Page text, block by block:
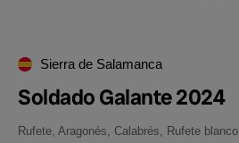
Sierra de Salamanca
Soldado Galante 2024
Rufete, Aragonés, Calabrés, Rufete blanco